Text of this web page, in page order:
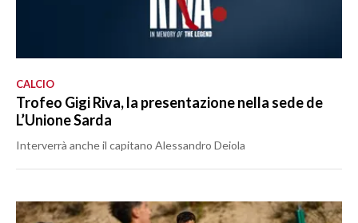
CALCIO
Trofeo Gigi Riva, la presentazione nella sede de
L’Unione Sarda
Interverrà anche il capitano Alessandro Deiola